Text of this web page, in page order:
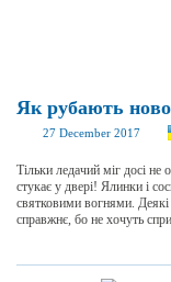
Як рубають
27 December 2017
Тільки ледачий міг досі
стукає у двері! Ялинки і
святковими вогнями.
справжнє, бо не хочуть